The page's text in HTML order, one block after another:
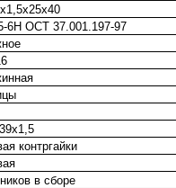
6Н ОСТ 37.001.197-97
контргайки
в сборе